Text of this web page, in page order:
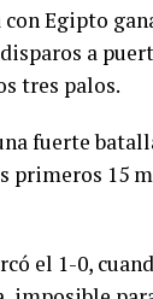
Egipto
a
tres palos.
fuerte
primeros 15
el 1-0,